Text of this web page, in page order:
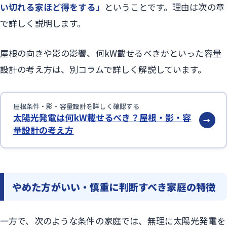
い切れる家ほど得をする」 ということです。理由は次の章
で詳しく説明します。
屋根の向きや影の影響、何kW載せるべきかといった容量
設計の考え方は、別コラムで詳しく解説しています。
屋根条件・影・容量設計を詳しく確認する
太陽光発電は何kW載せるべき？屋根・影・容
量設計の考え方
→
やめた方がいい・慎重に判断すべき家庭の特徴
一方で、次のような条件の家庭では、無理に太陽光発電を